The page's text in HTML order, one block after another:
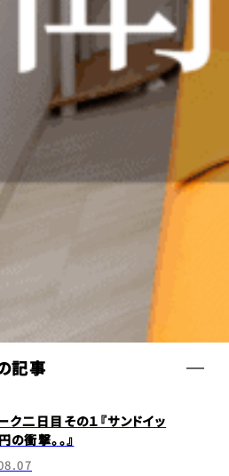
記事
ク二日目その１『サンドイッ
衝撃。。』